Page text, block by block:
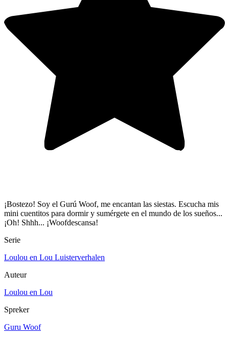
¡Bostezo! Soy el Gurú Woof, me encantan las siestas. Escucha mis
mini cuentitos para dormir y sumérgete en el mundo de los sueños...
¡Oh! Shhh... ¡Woofdescansa!
Serie
Loulou en Lou Luisterverhalen
Auteur
Loulou en Lou
Spreker
Guru Woof